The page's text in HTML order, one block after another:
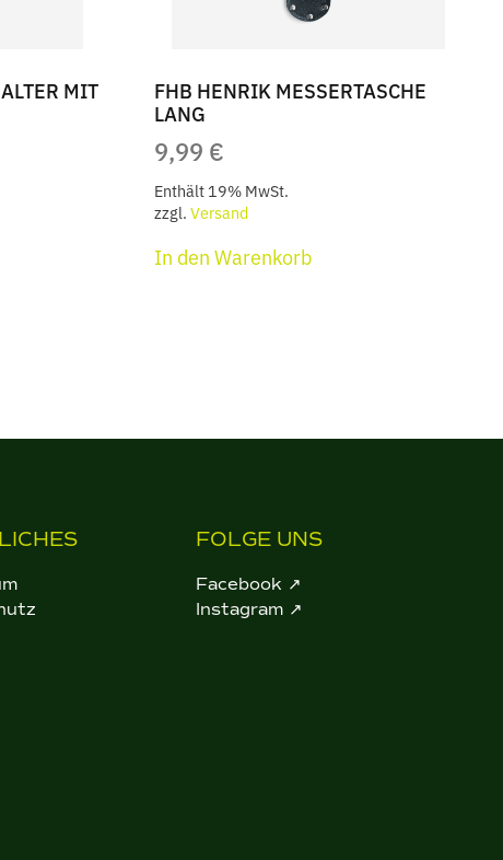
MIT
FHB HENRIK MESSERTASCHE
LANG
9,99 €
Enthält 19% MwSt.
zzgl.Versand
In den Warenkorb
FOLGE UNS
Facebook ↗
Instagram ↗